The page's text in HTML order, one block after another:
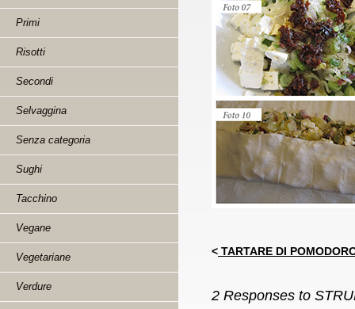
Primi
Risotti
Secondi
Selvaggina
Senza categoria
Sughi
Tacchino
Vegane
Vegetariane
Verdure
< TARTARE DI
2 Responses to